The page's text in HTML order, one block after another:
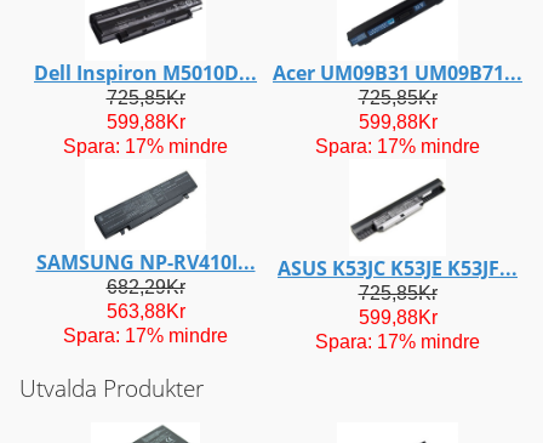
Dell Inspiron M5010D...
725,85Kr
599,88Kr
Spara: 17% mindre
Acer UM09B31 UM09B71...
725,85Kr
599,88Kr
Spara: 17% mindre
SAMSUNG NP-RV410I...
682,29Kr
563,88Kr
Spara: 17% mindre
ASUS K53JC K53JE K53JF...
725,85Kr
599,88Kr
Spara: 17% mindre
Utvalda Produkter